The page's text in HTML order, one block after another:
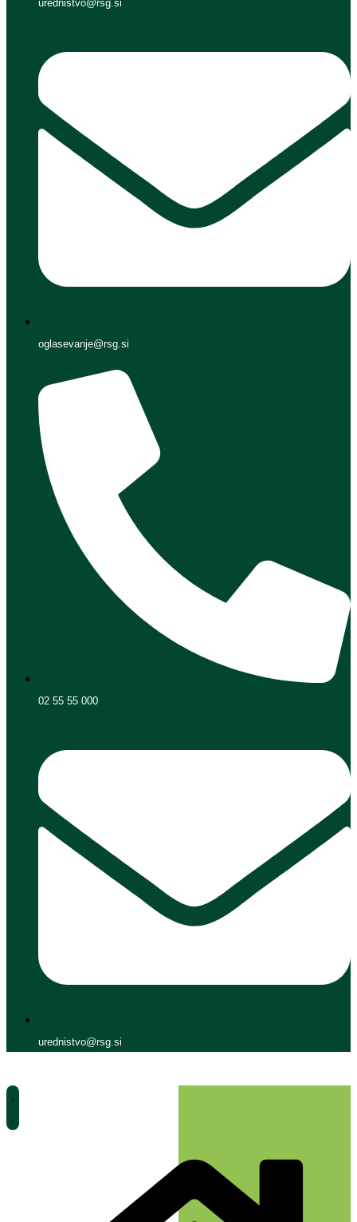
urednistvo@rsg.si
oglasevanje@rsg.si
02 55 55 000
urednistvo@rsg.si